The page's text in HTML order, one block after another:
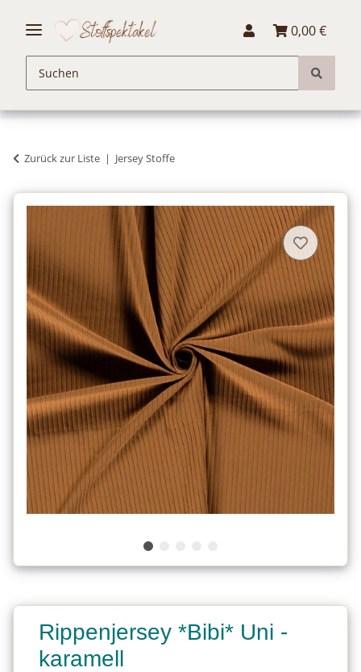
0,00 €
Zurück zur Liste Jersey Stoffe
Rippenjersey *Bibi* Uni -
karamell